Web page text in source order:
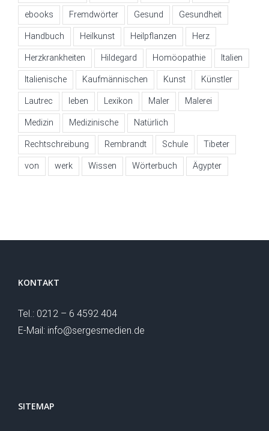
ebooks Fremdwörter Gesund Gesundheit
Handbuch Heilkunst Heilpflanzen Herz
Herzkrankheiten Hildegard Homöopathie Italien
Italienische Kaufmännischen Kunst Künstler
Lautrec leben Lexikon Maler Malerei
Medizin Medizinische Natürlich
Rechtschreibung Rembrandt Schule Tibeter
von werk Wissen Wörterbuch Ägypter
KONTAKT
Tel.: 0212 – 6 4592 404
E-Mail: info@sergesmedien.de
SITEMAP